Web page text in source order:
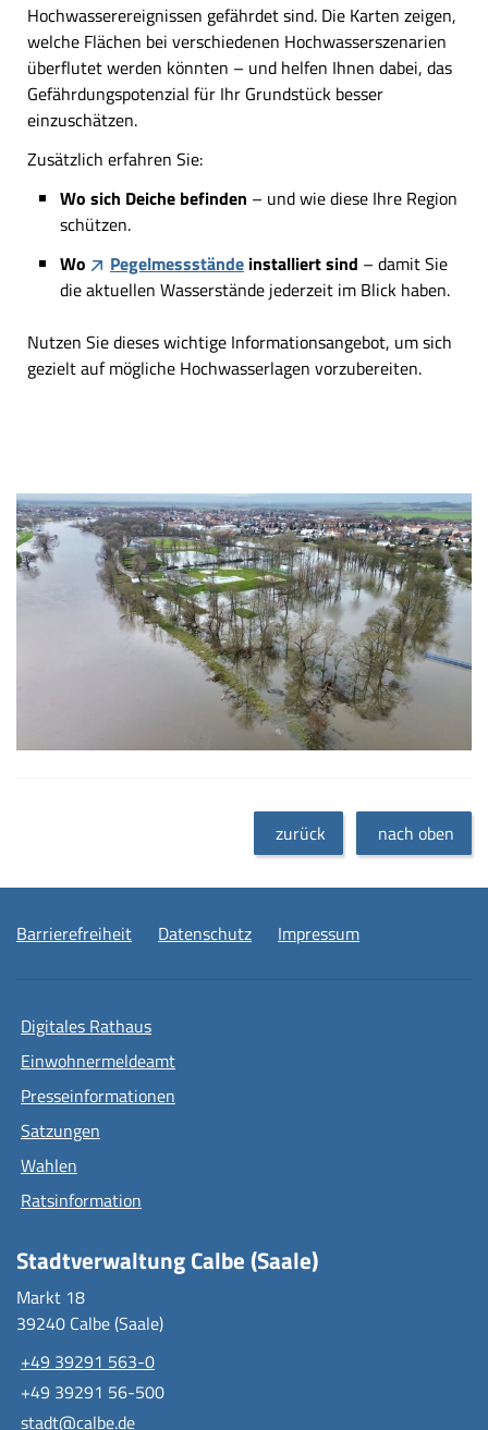
Hochwasserereignissen gefährdet sind. Die Karten zeigen,
welche Flächen bei verschiedenen Hochwasserszenarien
überflutet werden könnten – und helfen Ihnen dabei, das
Gefährdungspotenzial für Ihr Grundstück besser
einzuschätzen.
Zusätzlich erfahren Sie:
Wo sich Deiche befinden – und wie diese Ihre Region
schützen.
Wo
Pegelmessstände installiert sind – damit Sie
die aktuellen Wasserstände jederzeit im Blick haben.
Nutzen Sie dieses wichtige Informationsangebot, um sich
gezielt auf mögliche Hochwasserlagen vorzubereiten.
zurück nach oben
Barrierefreiheit Datenschutz Impressum
Digitales Rathaus
Einwohnermeldeamt
Presseinformationen
Satzungen
Wahlen
Ratsinformation
Stadtverwaltung Calbe (Saale)
Markt 18
39240 Calbe (Saale)
+49 39291 563-0
+49 39291 56-500
stadt@calbe.de